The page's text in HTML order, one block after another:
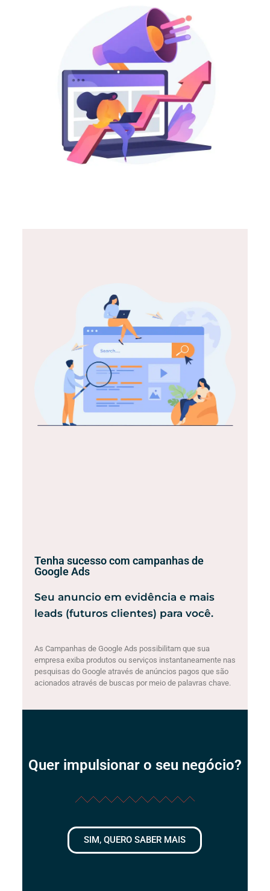
Tenha sucesso com campanhas de
Google Ads
Seu anuncio em evidência e mais
leads (futuros clientes) para você.
As Campanhas de Google Ads possibilitam que sua
empresa exiba produtos ou serviços instantaneamente nas
pesquisas do Google através de anúncios pagos que são
acionados através de buscas por meio de palavras chave.
Quer impulsionar o seu negócio?
SIM, QUERO SABER MAIS